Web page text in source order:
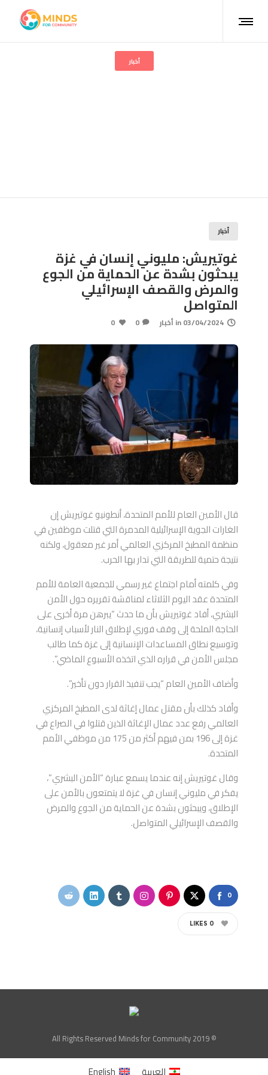
أخبار
أخبار
غوتيريش: مليوني إنسان في غزة
يبحثون بشدة عن الحماية من الجوع
والمرض والقصف الإسرائيلي
المتواصل
03/04/2024
inأخبار 0
0
قال الأمين العام للأمم المتحدة، أنطونيو غوتيريش إن
الغارات الجوية الإسرائيلية المدمرة التي قتلت موظفين في
منظمة المطبخ المركزي العالمي أمر غير معقول، ولكنه
نتيجة حتمية للطريقة التي تدار بها الحرب.
وفي كلمته أمام اجتماع غير رسمي للجمعية العامة للأمم
المتحدة عقد اليوم الثلاثاء لمناقشة تقريره حول الأمن
البشري، أفاد غوتيريش بأن ما حدث “يبرهن مرة أخرى على
الحاجة الملحة إلى وقف فوري لإطلاق النار لأسباب إنسانية،
وتوسيع نطاق المساعدات الإنسانية إلى غزة كما طالب
مجلس الأمن في قراره الذي اتخذه الأسبوع الماضي”.
وأضاف الأمين العام “يجب تنفيذ القرار دون تأخير”.
وأفاد كذلك بأن مقتل عمال إغاثة لدى المطبخ المركزي
العالمي رفع عدد عمال الإغاثة الذين قتلوا في الصراع في
غزة إلى 196 بمن فيهم أكثر من 175 من موظفي الأمم
المتحدة.
وقال غوتيريش إنه عندما يسمع عبارة “الأمن البشري”،
يفكر في مليوني إنسان في غزة لا يتمتعون بالأمن على
الإطلاق، ويبحثون بشدة عن الحماية من الجوع والمرض
والقصف الإسرائيلي المتواصل.
0
0
LIKES
© All Rights Reserved Minds for Community 2019
العربية English